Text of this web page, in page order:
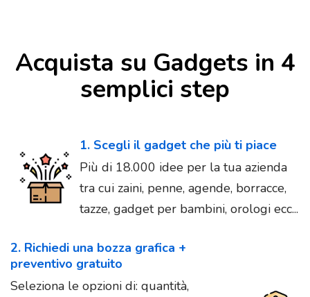
Acquista su Gadgets in 4
semplici step
1. Scegli il gadget che più ti piace
Più di 18.000 idee per la tua azienda
tra cui zaini, penne, agende, borracce,
tazze, gadget per bambini, orologi ecc...
2. Richiedi una bozza grafica +
preventivo gratuito
Seleziona le opzioni di: quantità,